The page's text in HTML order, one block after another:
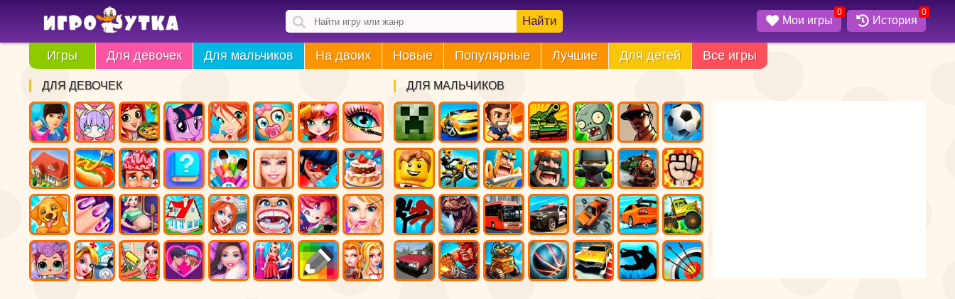
Найти Мои игры
0
История
0
Игры Для девочек Для мальчиков На двоих Новые Популярные Лучшие Для детей Все игры
ДЛЯ МАЛЬЧИКОВ
ДЛЯ ДЕВОЧЕК